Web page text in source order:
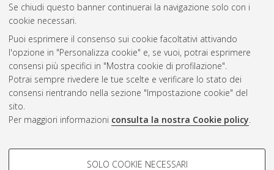
Se chiudi questo banner continuerai la navigazione solo con i
cookie necessari.
Puoi esprimere il consenso sui cookie facoltativi attivando
l'opzione in "Personalizza cookie" e, se vuoi, potrai esprimere
consensi più specifici in "Mostra cookie di profilazione".
Potrai sempre rivedere le tue scelte e verificare lo stato dei
consensi rientrando nella sezione "Impostazione cookie" del
sito.
Per maggiori informazioni consulta la nostra Cookie policy.
COOKIE DI PROFILAZIONE -
SOLO COOKIE NECESSARI
Atom
Rss 1.0
Rss 2.0
ISSN: 2038-7946
Impostazioni Cookie
Informativa sulla privacy